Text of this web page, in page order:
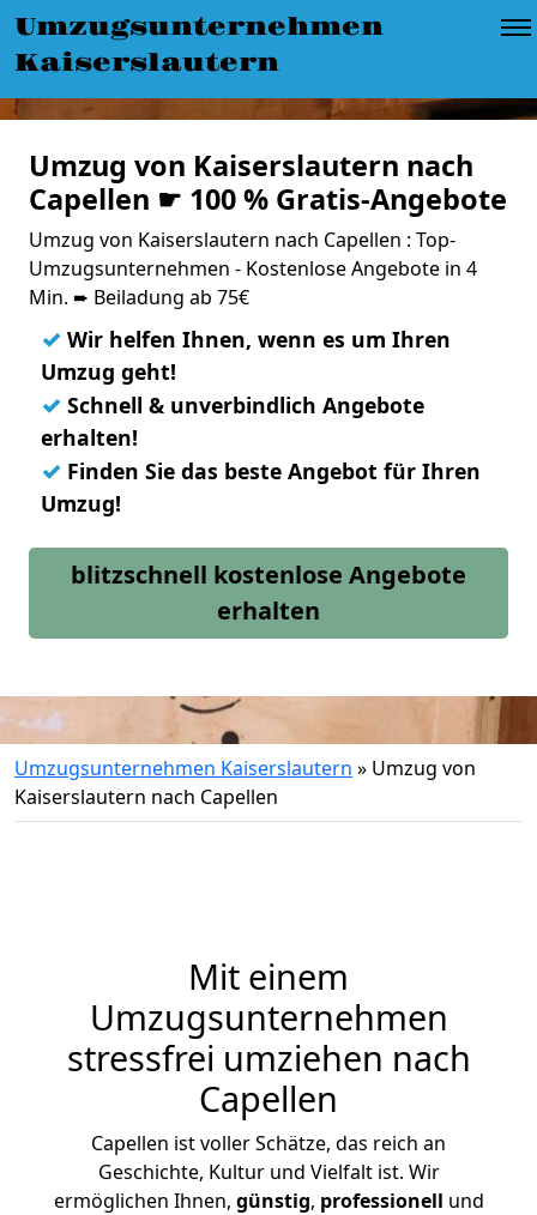
Umzugsunternehmen
Kaiserslautern
Umzug von Kaiserslautern nach
Capellen ☛ 100 % Gratis-Angebote
Umzug von Kaiserslautern nach Capellen : Top-
Umzugsunternehmen - Kostenlose Angebote in 4
Min. ➨ Beiladung ab 75€
✓ Wir helfen Ihnen, wenn es um Ihren
Umzug geht!
✓ Schnell & unverbindlich Angebote
erhalten!
✓ Finden Sie das beste Angebot für Ihren
Umzug!
blitzschnell kostenlose Angebote
erhalten
Umzugsunternehmen Kaiserslautern » Umzug von
Kaiserslautern nach Capellen
Mit einem
Umzugsunternehmen
stressfrei umziehen nach
Capellen
Capellen ist voller Schätze, das reich an
Geschichte, Kultur und Vielfalt ist. Wir
ermöglichen Ihnen, günstig, professionell und